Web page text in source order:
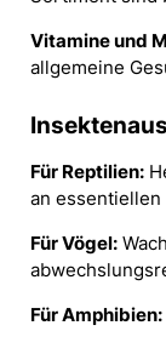
Vitamine und
allgemeine
Für Reptilien:
an essentiellen
Für Vögel:
Für Amphibien: